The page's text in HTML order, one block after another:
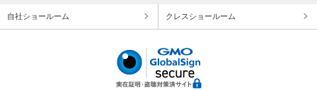
自社ショールーム クレスショールーム